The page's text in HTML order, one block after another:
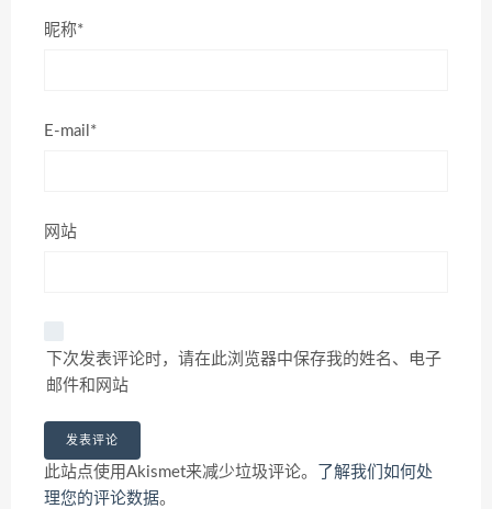
昵称*
E-mail*
网站
下次发表评论时，请在此浏览器中保存我的姓名、电子
邮件和网站
此站点使用Akismet来减少垃圾评论。
了解我们如何处
理您的评论数据。